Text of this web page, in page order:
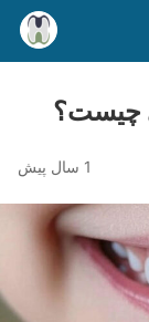
چیست؟
1 سال پیش